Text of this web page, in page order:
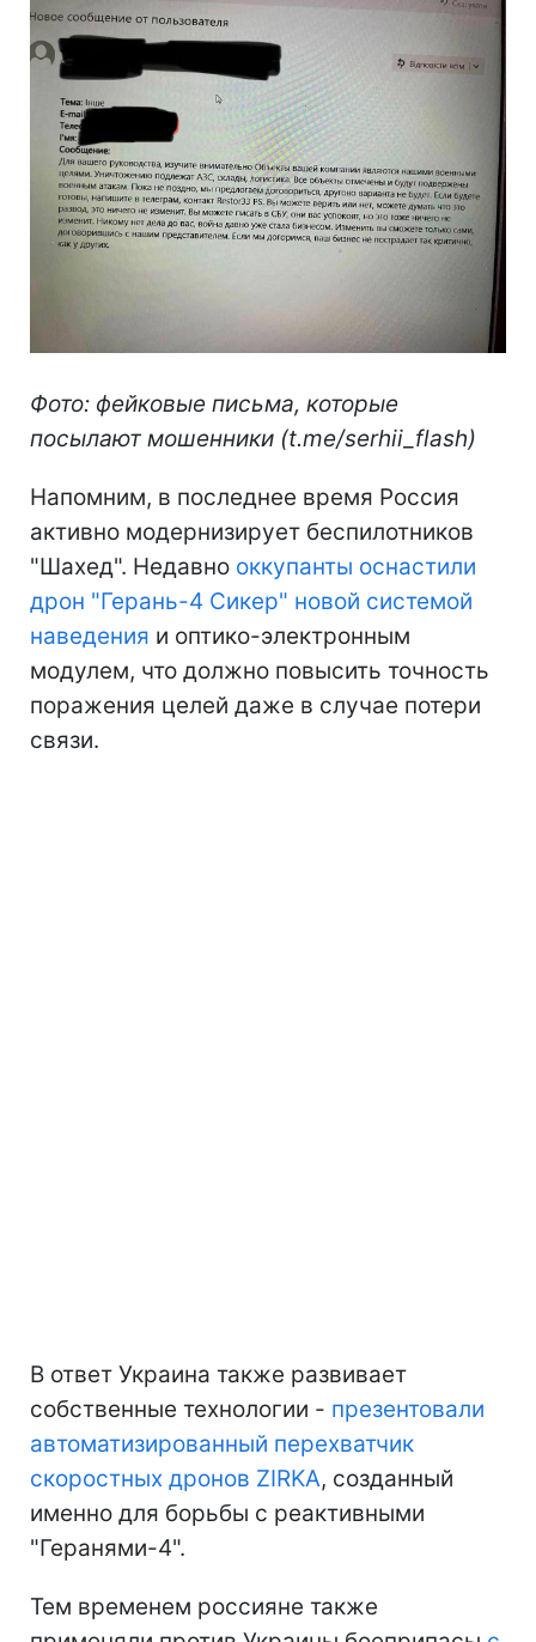
Фото: фейковые письма, которые
посылают мошенники (t.me/serhii_flash)
Напомним, в последнее время Россия
активно модернизирует беспилотников
"Шахед". Недавно оккупанты оснастили
дрон "Герань-4 Сикер" новой системой
наведения и оптико-электронным
модулем, что должно повысить точность
поражения целей даже в случае потери
связи.
В ответ Украина также развивает
собственные технологии - презентовали
автоматизированный перехватчик
скоростных дронов ZIRKA, созданный
именно для борьбы с реактивными
"Геранями-4".
Тем временем россияне также